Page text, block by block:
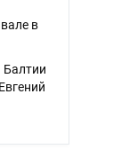
в
Балтии